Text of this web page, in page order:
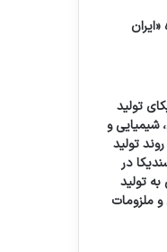
تولید
شیمیایی و
تولید
در
تولید
و ملزومات